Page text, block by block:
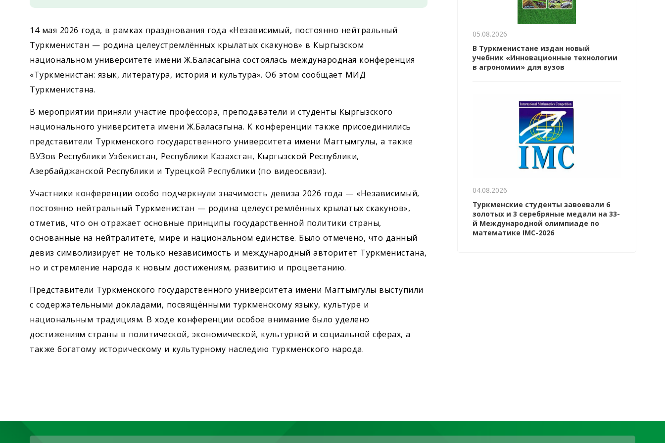
14 мая 2026 года, в рамках празднования года «Независимый, постоянно нейтральный
Туркменистан — родина целеустремлённых крылатых скакунов» в Кыргызском
национальном университете имени Ж.Баласагына состоялась международная конференция
«Туркменистан: язык, литература, история и культура». Об этом сообщает МИД
Туркменистана.
В мероприятии приняли участие профессора, преподаватели и студенты Кыргызского
национального университета имени Ж.Баласагына. К конференции также присоединились
представители Туркменского государственного университета имени Магтымгулы, а также
ВУЗов Республики Узбекистан, Республики Казахстан, Кыргызской Республики,
Азербайджанской Республики и Турецкой Республики (по видеосвязи).
Участники конференции особо подчеркнули значимость девиза 2026 года — «Независимый,
постоянно нейтральный Туркменистан — родина целеустремлённых крылатых скакунов»,
отметив, что он отражает основные принципы государственной политики страны,
основанные на нейтралитете, мире и национальном единстве. Было отмечено, что данный
девиз символизирует не только независимость и международный авторитет Туркменистана,
но и стремление народа к новым достижениям, развитию и процветанию.
Представители Туркменского государственного университета имени Магтымгулы выступили
с содержательными докладами, посвящёнными туркменскому языку, культуре и
национальным традициям. В ходе конференции особое внимание было уделено
достижениям страны в политической, экономической, культурной и социальной сферах, а
также богатому историческому и культурному наследию туркменского народа.
05.08.2026
В Туркменистане издан новый
учебник «Инновационные технологии
в агрономии» для вузов
04.08.2026
Туркменские студенты завоевали 6
золотых и 3 серебряные медали на 33-
й Международной олимпиаде по
математике IMC-2026